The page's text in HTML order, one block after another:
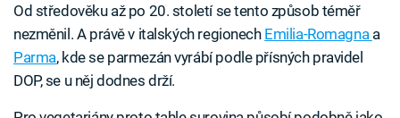
Od středověku až po 20. století se tento způsob téměř
nezměnil. A právě v italských regionech Emilia-Romagna a
Parma, kde se parmezán vyrábí podle přísných pravidel
DOP, se u něj dodnes drží.